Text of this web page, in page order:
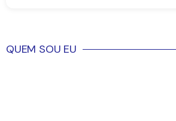
QUEM SOU EU